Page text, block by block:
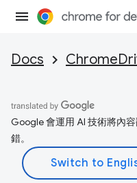
Docs
Google 會運用 AI 技術將內
錯。